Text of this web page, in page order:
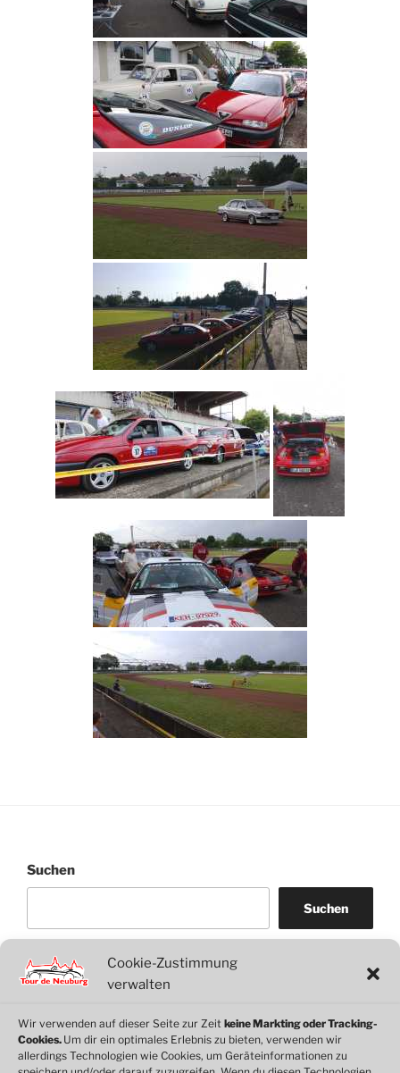
Cookie-Zustimmung
verwalten
Wir verwenden auf dieser Seite zur Zeit keine Markting oder Tracking-
Cookies. Um dir ein optimales Erlebnis zu bieten, verwenden wir
allerdings Technologien wie Cookies, um Geräteinformationen zu
Suchen
Suchen
WordPress
WhatsApp
Facebook
Link
© 2026 Motorclub Neuburg e.V.